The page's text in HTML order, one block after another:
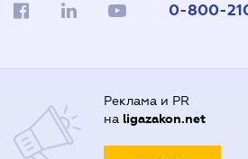
0-800-
Реклама и PR
на ligazakon.net